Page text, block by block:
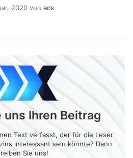
2020 von acs
uns Ihren Beitrag
Text verfasst, der für die Leser
interessant sein könnte? Dann
Sie uns!